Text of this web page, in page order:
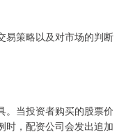
易策略以及对市场的判断
。当投资者购买的股票价
时，配资公司会发出追加